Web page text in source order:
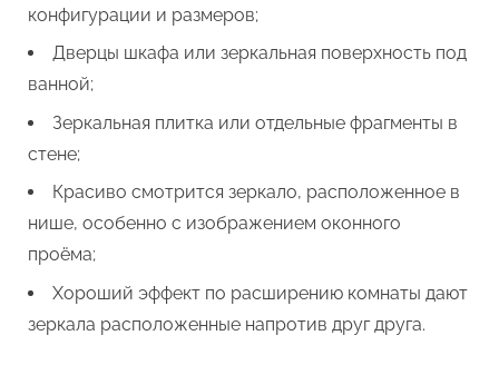
конфигурации и размеров;
Дверцы шкафа или зеркальная поверхность под
ванной;
Зеркальная плитка или отдельные фрагменты в
стене;
Красиво смотрится зеркало, расположенное в
нише, особенно с изображением оконного
проёма;
Хороший эффект по расширению комнаты дают
зеркала расположенные напротив друг друга.